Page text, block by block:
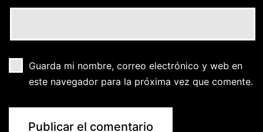
Guarda mi nombre, correo electrónico y web en
este navegador para la próxima vez que comente.